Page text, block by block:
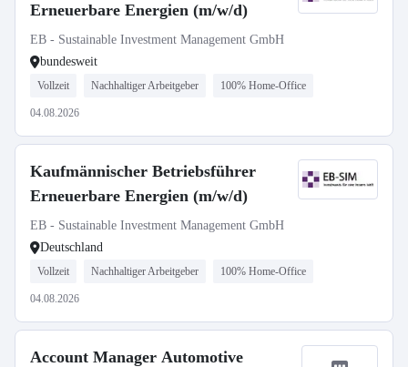
Erneuerbare Energien (m/w/d)
EB - Sustainable Investment Management GmbH
bundesweit
Vollzeit Nachhaltiger Arbeitgeber 100% Home-Office
04.08.2026
Kaufmännischer Betriebsführer
Erneuerbare Energien (m/w/d)
EB - Sustainable Investment Management GmbH
Deutschland
Vollzeit Nachhaltiger Arbeitgeber 100% Home-Office
04.08.2026
Account Manager Automotive